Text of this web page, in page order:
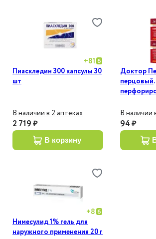
+81
Пиаскледин 300 капсулы 30
шт
В наличии в 2 аптеках
2 719 ₽
в корзину
Доктор
перцовый
В наличии
94 ₽
+8
Нимесулид 1% гель для
наружного применения 20 г